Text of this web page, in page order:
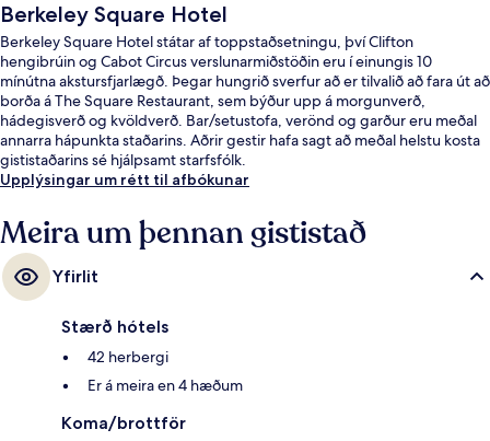
Berkeley Square Hotel
Berkeley Square Hotel státar af toppstaðsetningu, því Clifton
hengibrúin og Cabot Circus verslunarmiðstöðin eru í einungis 10
mínútna akstursfjarlægð. Þegar hungrið sverfur að er tilvalið að fara út að
borða á The Square Restaurant, sem býður upp á morgunverð,
hádegisverð og kvöldverð. Bar/setustofa, verönd og garður eru meðal
annarra hápunkta staðarins. Aðrir gestir hafa sagt að meðal helstu kosta
gististaðarins sé hjálpsamt starfsfólk.
Upplýsingar um rétt til afbókunar
Meira um þennan gististað
Yfirlit
Stærð hótels
42 herbergi
Er á meira en 4 hæðum
Koma/brottför